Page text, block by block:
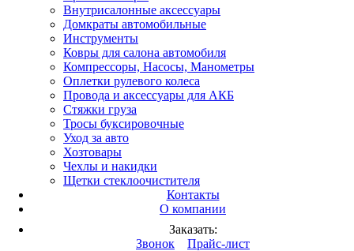
Внутрисалонные аксессуары
Домкраты автомобильные
Инструменты
Ковры для салона автомобиля
Компрессоры, Насосы, Манометры
Оплетки рулевого колеса
Провода и аксессуары для АКБ
Стяжки груза
Тросы буксировочные
Уход за авто
Хозтовары
Чехлы и накидки
Щетки стеклоочистителя
Контакты
О компании
Заказать:
Звонок
Прайс-лист
Заказать звонок
Notice: Undefined index: cart_total in
/home/a/a2dm2020/a2dm.ru/public_html/wa-
cache/apps/shop/templates/compiled/shop_ru_RU/ad/3d/07/
on line 260 Notice: Trying to get property of non-object in
/home/a/a2dm2020/a2dm.ru/public_html/wa-
cache/apps/shop/templates/compiled/shop_ru_RU/ad/3d/07/
on line 260 0Р
Это разработка